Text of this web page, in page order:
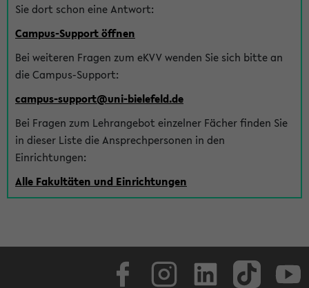
Sie dort schon eine Antwort:
Campus-Support öffnen
Bei weiteren Fragen zum eKVV wenden Sie sich bitte an
die Campus-Support:
campus-support@uni-bielefeld.de
Bei Fragen zum Lehrangebot einzelner Fächer finden Sie
in dieser Liste die Ansprechpersonen in den
Einrichtungen:
Alle Fakultäten und Einrichtungen